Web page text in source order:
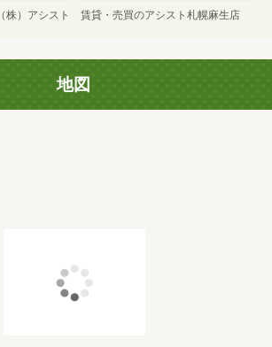
（株）アシスト 賃貸・売買のアシスト札幌麻生店
地図